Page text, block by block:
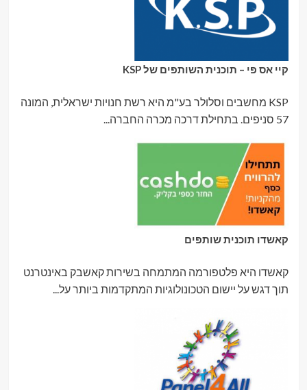
קיי אס פי – תוכנית השותפים של KSP
KSP מחשבים וסלולר בע"מ היא רשת חנויות ישראלית, המונה
57 סניפים. בתחילת דרכה מכרה החברה...
קאשדו תוכנית שותפים
קאשדו היא פלטפורמה המתמחה בשירות קאשבק באינטרנט
תוך דגש על יישום הטכונולוגיות המתקדמות ביותר על...